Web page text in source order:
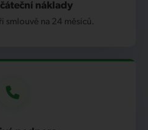
náklady
smlouvě na 24 měsíců.